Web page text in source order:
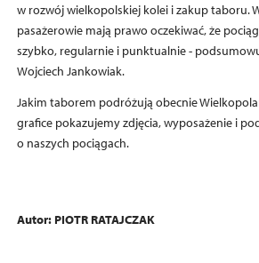
w rozwój wielkopolskiej kolei i zakup taboru.
pasażerowie mają prawo oczekiwać, że
szybko, regularnie i punktualnie -
Wojciech Jankowiak.
Jakim taborem podróżują obecnie
grafice pokazujemy zdjęcia, wyposażenie i
o naszych pociągach.
Autor: PIOTR RATAJCZAK